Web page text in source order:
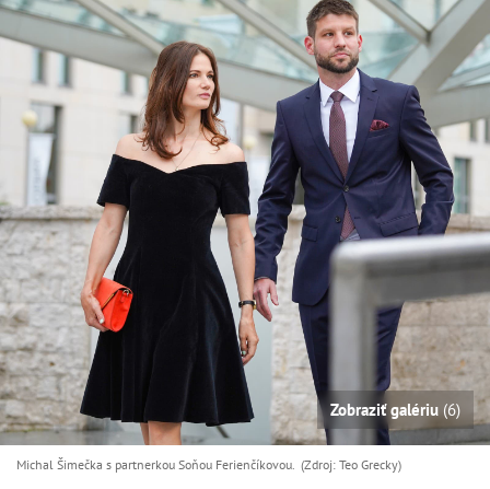
Zobraziť galériu (6)
Michal Šimečka s partnerkou Soňou Ferienčíkovou. (Zdroj: Teo Grecky)